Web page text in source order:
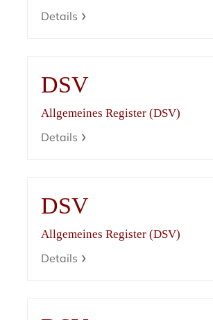
Details
DSV
Allgemeines Register (DSV)
Details
DSV
Allgemeines Register (DSV)
Details